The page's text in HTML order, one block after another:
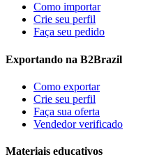
Como importar
Crie seu perfil
Faça seu pedido
Exportando na B2Brazil
Como exportar
Crie seu perfil
Faça sua oferta
Vendedor verificado
Materiais educativos